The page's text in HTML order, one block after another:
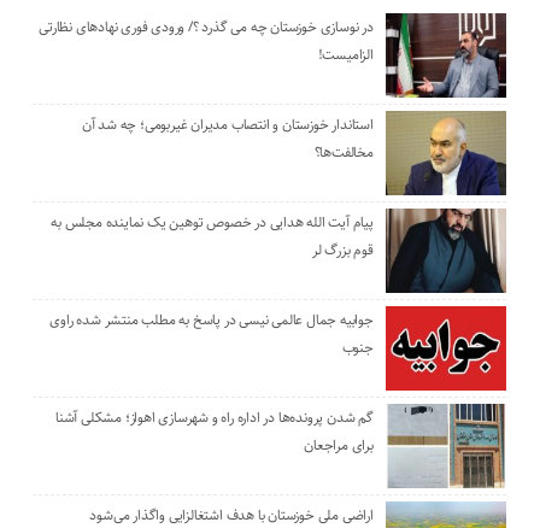
در نوسازی خوزستان چه می گذرد ؟/ ورودی فوری نهادهای نظارتی
الزامیست!
استاندار خوزستان و انتصاب مدیران غیربومی؛ چه شد آن
مخالفت‌ها؟
پیام آیت الله هدایی در خصوص توهین یک نماینده مجلس به
قوم بزرگ لر
جوابیه جمال عالمی نیسی در پاسخ به مطلب منتشر شده راوی
جنوب
گم شدن پرونده‌ها در اداره راه و شهرسازی اهواز؛ مشکلی آشنا
برای مراجعان
اراضی ملی خوزستان با هدف اشتغالزایی واگذار می‌شود